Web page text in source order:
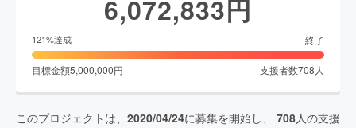
6,072,833円
121%達成 終了
目標金額5,000,000円 支援者数708 人
このプロジェクトは、 2020/04/24に募集を開始し、 708人の支援